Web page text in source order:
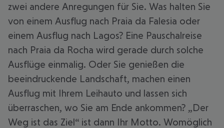
zwei andere Anregungen für Sie. Was halten Sie
von einem Ausflug nach Praia da Falesia oder
einem Ausflug nach Lagos? Eine Pauschalreise
nach Praia da Rocha wird gerade durch solche
Ausflüge einmalig. Oder Sie genießen die
beeindruckende Landschaft, machen einen
Ausflug mit Ihrem Leihauto und lassen sich
überraschen, wo Sie am Ende ankommen? „Der
Weg ist das Ziel“ ist dann Ihr Motto. Womöglich